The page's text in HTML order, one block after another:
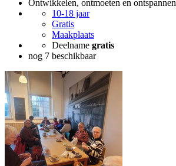
Ontwikkelen, ontmoeten en ontspannen
10-18 jaar
Gratis
Maakplaats
Deelname gratis
nog 7 beschikbaar